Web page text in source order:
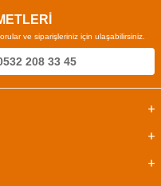
ve siparişleriniz için ulaşabilirsiniz.
208 33 45